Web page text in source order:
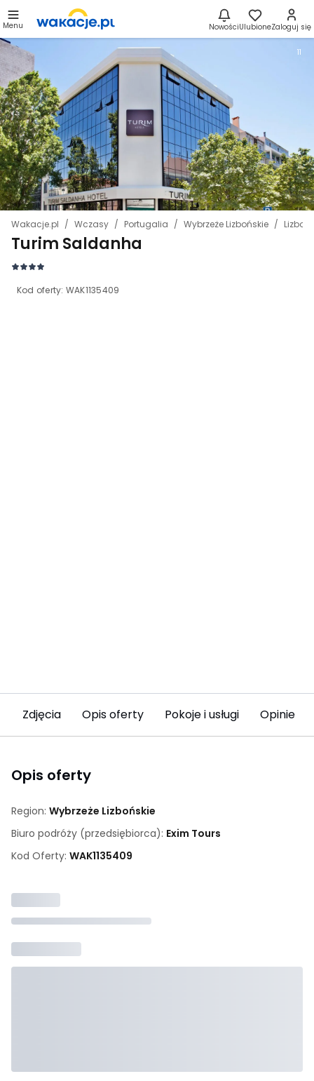
Menu NowościUlubioneZaloguj się
Wakacje.pl Wczasy Portugalia Wybrzeże Lizbońskie
Turim Saldanha
Kod oferty: WAK1135409
11
Zdjęcia Opis oferty Pokoje i usługi Opinie
Opis oferty
Region: Wybrzeże Lizbońskie
Biuro podróży (przedsiębiorca): Exim Tours
Kod Oferty: WAK1135409